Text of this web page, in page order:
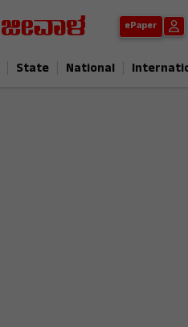
ePaper
State National